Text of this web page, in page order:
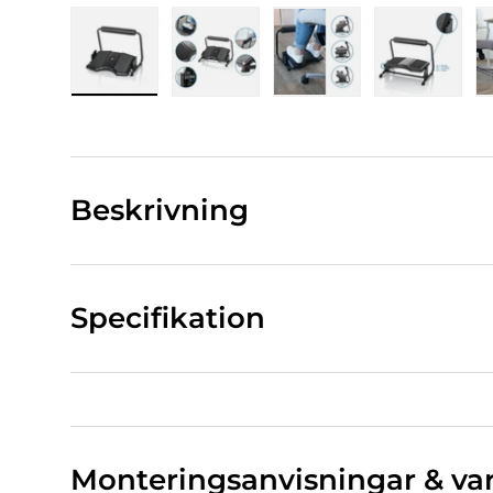
Beskrivning
Specifikation
Monteringsanvisningar &